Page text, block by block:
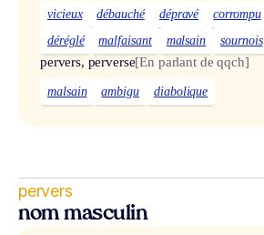
vicieux débauché dépravé corrompu
déréglé
malfaisant malsain sournois
pervers, perverse[En parlant de qqch]
malsain ambigu diabolique
pervers
nom masculin